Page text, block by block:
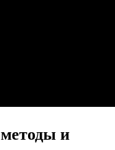
и